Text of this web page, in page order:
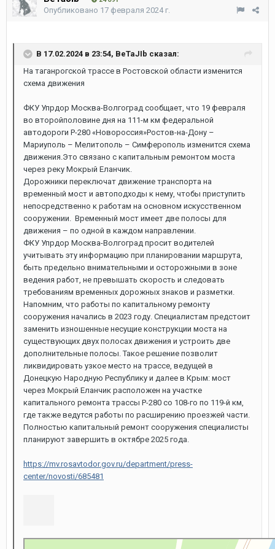
Опубликовано 17 февраля 2024 г.
В 17.02.2024 в 23:54, BeTaJIb сказал:
На таганрогской трассе в Ростовской области изменится
схема движения
ФКУ Упрдор Москва-Волгоград сообщает, что 19 февраля
во второйполовине дня на 111-м км федеральной
автодороги Р-280 «Новороссия»Ростов-на-Дону –
Мариуполь – Мелитополь – Симферополь изменится схема
движения.Это связано с капитальным ремонтом моста
через реку Мокрый Еланчик.
Дорожники переключат движение транспорта на
временный мост и автоподходы к нему, чтобы приступить
непосредственно к работам на основном искусственном
сооружении. Временный мост имеет две полосы для
движения – по одной в каждом направлении.
ФКУ Упрдор Москва-Волгоград просит водителей
учитывать эту информацию при планировании маршрута,
быть предельно внимательными и осторожными в зоне
ведения работ, не превышать скорость и следовать
требованиям временных дорожных знаков и разметки.
Напомним, что работы по капитальному ремонту
сооружения начались в 2023 году. Специалистам предстоит
заменить изношенные несущие конструкции моста на
существующих двух полосах движения и устроить две
дополнительные полосы. Такое решение позволит
ликвидировать узкое место на трассе, ведущей в
Донецкую Народную Республику и далее в Крым: мост
через Мокрый Еланчик расположен на участке
капитального ремонта трассы Р-280 со 108-го по 119-й км,
где также ведутся работы по расширению проезжей части.
Полностью капитальный ремонт сооружения специалисты
планируют завершить в октябре 2025 года.
https://mv.rosavtodor.gov.ru/department/press-
center/novosti/685481